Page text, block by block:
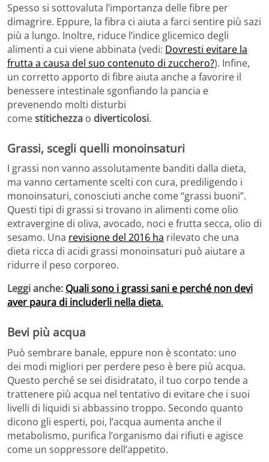
Spesso si sottovaluta l’importanza delle fibre per
dimagrire. Eppure, la fibra ci aiuta a farci sentire più sazi
più a lungo. Inoltre, riduce l’indice glicemico degli
alimenti a cui viene abbinata (vedi: Dovresti evitare la
frutta a causa del suo contenuto di zucchero?). Infine,
un corretto apporto di fibre aiuta anche a favorire il
benessere intestinale sgonfiando la pancia e
prevenendo molti disturbi
comestitichezza o diverticolosi.
Grassi, scegli quelli monoinsaturi
I grassi non vanno assolutamente banditi dalla dieta,
ma vanno certamente scelti con cura, prediligendo i
monoinsaturi, conosciuti anche come “grassi buoni”.
Questi tipi di grassi si trovano in alimenti come olio
extravergine di oliva, avocado, noci e frutta secca, olio di
sesamo. Una revisione del 2016 ha rilevato che una
dieta ricca di acidi grassi monoinsaturi può aiutare a
ridurre il peso corporeo.
Leggi anche: Quali sono i grassi sani e perché non devi
aver paura di includerli nella dieta.
Bevi più acqua
Può sembrare banale, eppure non è scontato: uno
dei modi migliori per perdere peso è bere più acqua.
Questo perché se sei disidratato, il tuo corpo tende a
trattenere più acqua nel tentativo di evitare che i suoi
livelli di liquidi si abbassino troppo. Secondo quanto
dicono gli esperti, poi, l’acqua aumenta anche il
metabolismo, purifica l’organismo dai rifiuti e agisce
come un soppressore dell’appetito.